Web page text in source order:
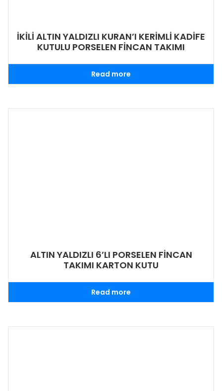
İKİLİ ALTIN YALDIZLI KURAN’I KERİMLİ KADİFE
KUTULU PORSELEN FİNCAN TAKIMI
Read more
ALTIN YALDIZLI 6’LI PORSELEN FİNCAN
TAKIMI KARTON KUTU
Read more